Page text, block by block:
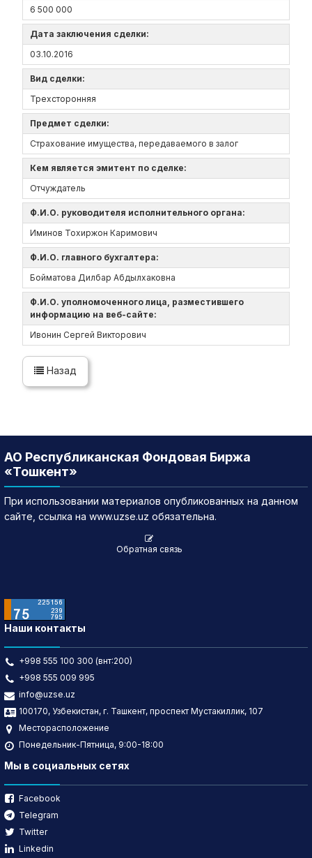
6 500 000
Дата заключения сделки:
03.10.2016
Вид сделки:
Трехсторонняя
Предмет сделки:
Страхование имущества, передаваемого в залог
Кем является эмитент по сделке:
Отчуждатель
Ф.И.О. руководителя исполнительного органа:
Иминов Тохиржон Каримович
Ф.И.О. главного бухгалтера:
Бойматова Дилбар Абдылхаковна
Ф.И.О. уполномоченного лица, разместившего
информацию на веб-сайте:
Ивонин Сергей Викторович
Назад
АО Республиканская Фондовая Биржа
«Тошкент»
При использовании материалов опубликованных на данном
сайте, ссылка на www.uzse.uz обязательна.
Обратная связь
Наши контакты
+998 555 100 300 (внт:200)
+998 555 009 995
info@uzse.uz
100170, Узбекистан, г. Ташкент, проспект Мустакиллик, 107
Месторасположение
Понедельник-Пятница, 9:00-18:00
Мы в социальных сетях
Facebook
Telegram
Twitter
Linkedin